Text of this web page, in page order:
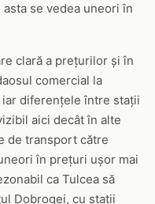
se vedea uneori în
clară a prețurilor și în
comercial la
diferențele între stații
aici decât în alte
de transport către
în prețuri ușor mai
ca Tulcea să
Dobrogei, cu stații